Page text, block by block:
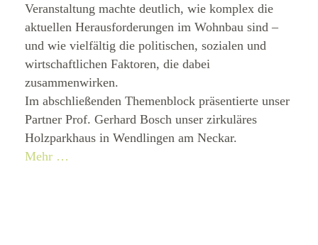
Veranstaltung machte deutlich, wie komplex die
aktuellen Herausforderungen im Wohnbau sind –
und wie vielfältig die politischen, sozialen und
wirtschaftlichen Faktoren, die dabei
zusammenwirken.
Im abschließenden Themenblock präsentierte unser
Partner Prof. Gerhard Bosch unser zirkuläres
Holzparkhaus in Wendlingen am Neckar.
Mehr …